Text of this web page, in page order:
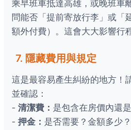
乘早班車抵達高雄，或晚班車
問能否「提前寄放行李」或「
額外付費）。這會大大影響行
7. 隱藏費用與規定
這是最容易產生糾紛的地方！
並確認：
- 清潔費： 是包含在房價內還
- 押金： 是否需要？金額多少